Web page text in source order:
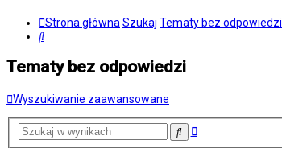
Strona główna Szukaj Tematy bez odpowiedzi
Szukaj
Tematy bez odpowiedzi
Wyszukiwanie zaawansowane
SzukajWyszukiwanie